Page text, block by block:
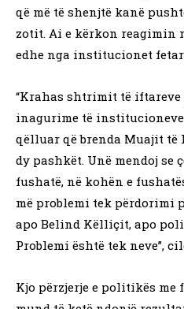
që më të shenjtë kanë
zotit. Ai e kërkon reagimin
edhe nga institucionet
“Krahas shtrimit të iftareve
inagurime të institucioneve
qëlluar që brenda Muajit të
dy pashkët. Unë mendoj se
fushatë, në kohën e
më problemi tek përdorimi
apo Belind Këlliçit, apo
Problemi është tek neve”,
Kjo përzjerje e politikës me